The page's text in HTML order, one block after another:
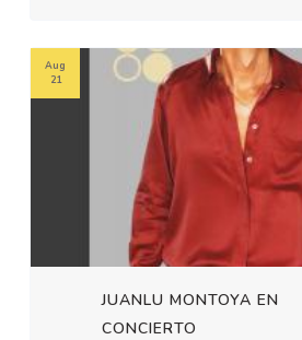
JUANLU MONTOYA EN
CONCIERTO
Aug
21